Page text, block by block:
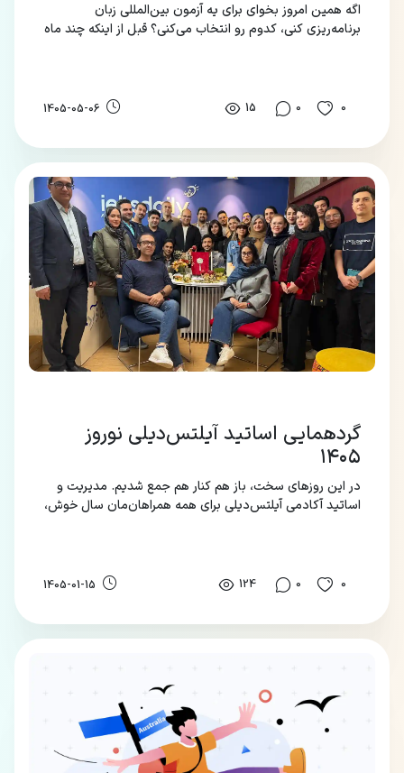
اگه همین امروز بخوای برای یه آزمون بین‌المللی زبان
برنامه‌ریزی کنی، کدوم رو انتخاب می‌کنی؟ قبل از اینکه چند ماه
0
0
15
1405-05-06
گردهمایی اساتید آیلتس‌دیلی نوروز
۱۴۰۵
در این روزهای سخت، باز هم کنار هم جمع شدیم. مدیریت و
اساتید آکادمی آیلتس‌دیلی برای همه همراهان‌مان سال خوش،
0
0
124
1405-01-15